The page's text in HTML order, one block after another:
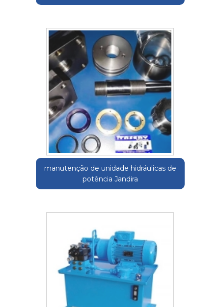
manutenção de unidade hidráulicas de
potência Jandira